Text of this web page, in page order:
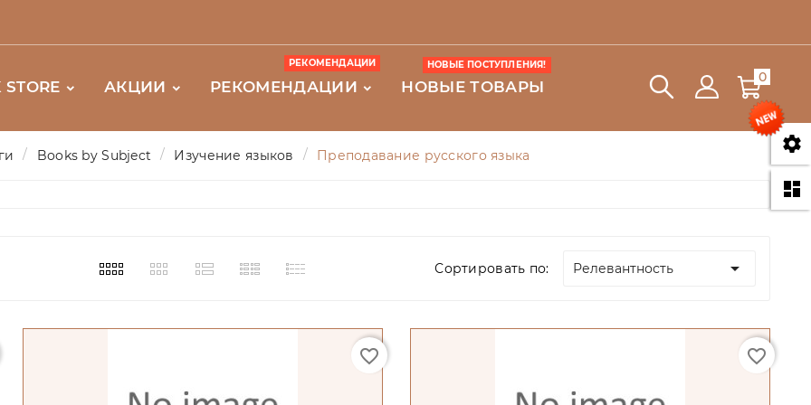


STORE АКЦИИ РЕКОМЕНДАЦИИ
РЕКОМЕНДАЦИИ
НОВЫЕ ТОВАРЫ
НОВЫЕ ПОСТУПЛЕНИЯ!
0
Books by Subject Изучение языков Преподавание русского языка
Сортировать по: Релевантность 
favorite_border favorite_border